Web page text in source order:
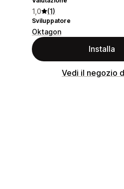
1,0 (1)
Sviluppatore
Oktagon
Installa
Vedi il negozio